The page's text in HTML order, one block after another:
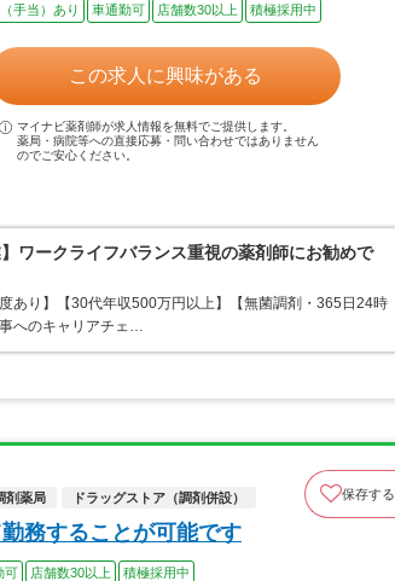
手当）あり 車通勤可 店舗数30以上 積極採用中
この求人に興味がある
マイナビ薬剤師が求人情報を無料でご提供します。
薬局・病院等への直接応募・問い合わせではありません
のでご安心ください。
ワークライフバランス重視の薬剤師にお勧めで
あり】【30代年収500万円以上】【無菌調剤・365日24時
へのキャリアチェ…
剤薬局 ドラッグストア（調剤併設） 保存する
務することが可能です
可 店舗数30以上 積極採用中